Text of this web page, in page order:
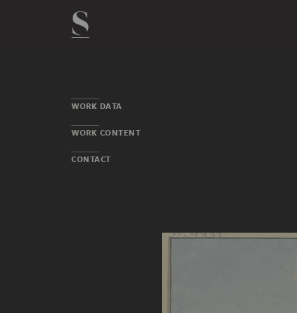
WORK DATA
WORK CONTENT
CONTACT